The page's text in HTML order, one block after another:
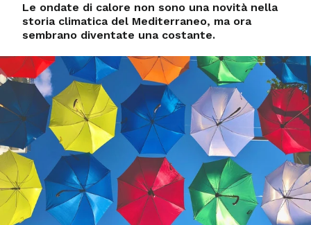
Le ondate di calore non sono una novità nella
storia climatica del Mediterraneo, ma ora
sembrano diventate una costante.